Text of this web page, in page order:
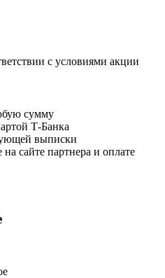
с условиями акции
сумму
Т-Банка
выписки
сайте партнера и оплате